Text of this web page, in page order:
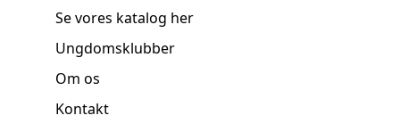
Se vores katalog her
Ungdomsklubber
Om os
Kontakt